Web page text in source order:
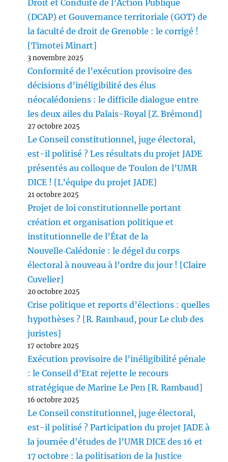
Droit et Conduite de l’Action Publique
(DCAP) et Gouvernance territoriale (GOT) de
la faculté de droit de Grenoble : le corrigé !
[Timotei Minart]
3 novembre 2025
Conformité de l’exécution provisoire des
décisions d’inéligibilité des élus
néocalédoniens : le difficile dialogue entre
les deux ailes du Palais-Royal [Z. Brémond]
27 octobre 2025
Le Conseil constitutionnel, juge électoral,
est-il politisé ? Les résultats du projet JADE
présentés au colloque de Toulon de l’UMR
DICE ! [L’équipe du projet JADE]
21 octobre 2025
Projet de loi constitutionnelle portant
création et organisation politique et
institutionnelle de l’État de la
Nouvelle‑Calédonie : le dégel du corps
électoral à nouveau à l’ordre du jour ! [Claire
Cuvelier]
20 octobre 2025
Crise politique et reports d’élections : quelles
hypothèses ? [R. Rambaud, pour Le club des
juristes]
17 octobre 2025
Exécution provisoire de l’inéligibilité pénale
: le Conseil d’Etat rejette le recours
stratégique de Marine Le Pen [R. Rambaud]
16 octobre 2025
Le Conseil constitutionnel, juge électoral,
est-il politisé ? Participation du projet JADE à
la journée d’études de l’UMR DICE des 16 et
17 octobre : la politisation de la Justice